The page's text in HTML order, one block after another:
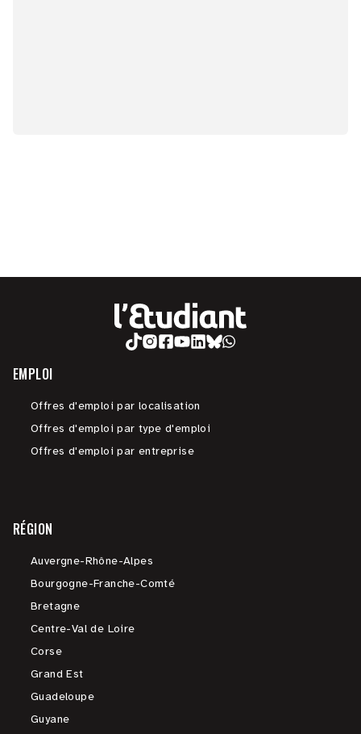
EMPLOI
Offres d'emploi par localisation
Offres d'emploi par type d'emploi
Offres d'emploi par entreprise
RÉGION
Auvergne-Rhône-Alpes
Bourgogne-Franche-Comté
Bretagne
Centre-Val de Loire
Corse
Grand Est
Guadeloupe
Guyane